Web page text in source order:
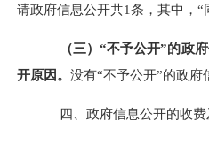
请政府信息公开共1条，其中，“
（三）“不予公开”的政
开原因。 没有“不予公开”的政府
四、政府信息公开的收